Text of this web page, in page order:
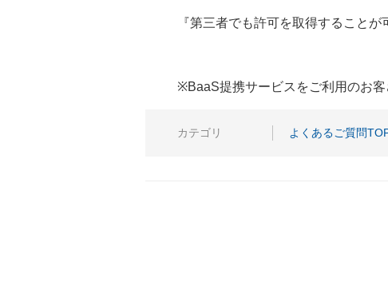
『第三者でも許可を取得すること
※BaaS提携サービスをご利用のお
カテゴリ よくあるご質問